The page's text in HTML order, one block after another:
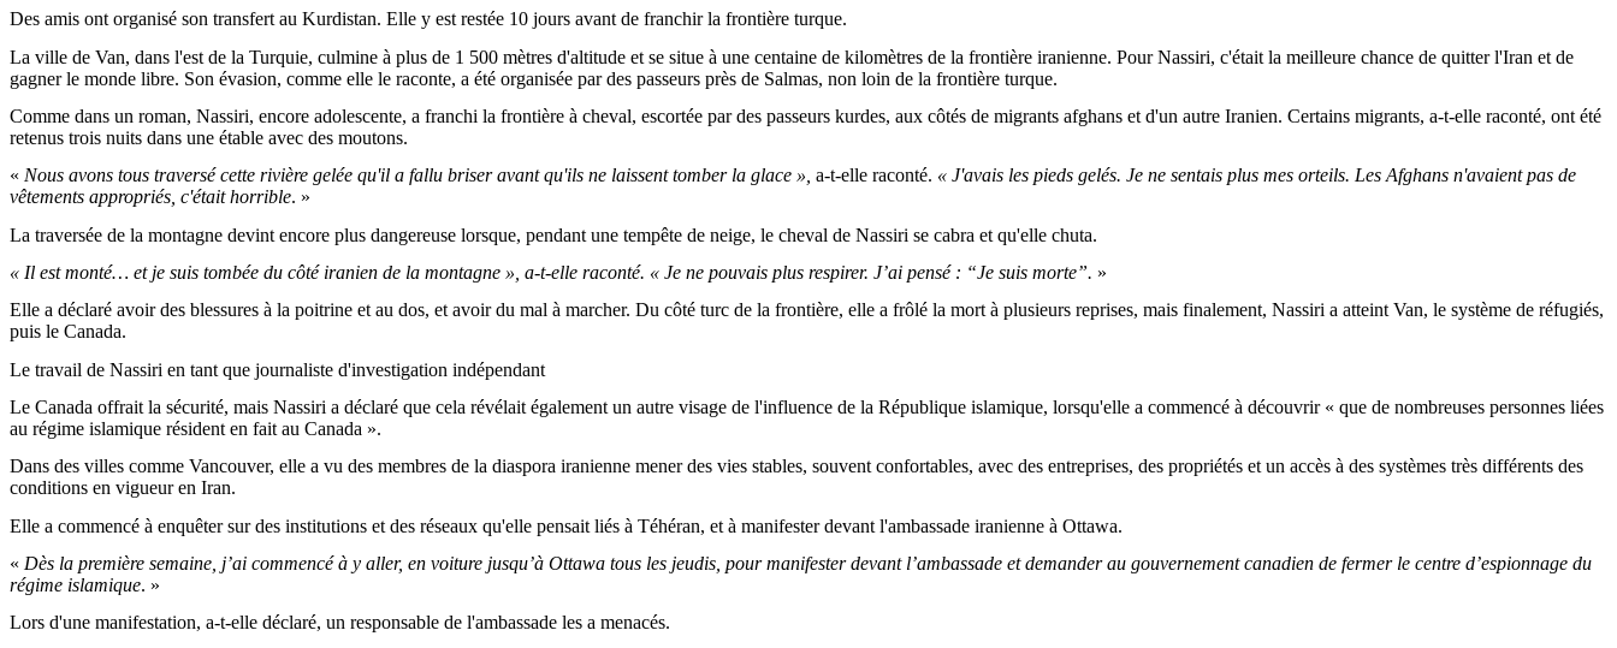
Des amis ont organisé son transfert au Kurdistan. Elle y est restée 10 jours avant de franchir la frontière turque.
La ville de Van, dans l'est de la Turquie, culmine à plus de 1 500 mètres d'altitude et se situe à une centaine de kilomètres de la frontière iranienne. Pour Nassiri, c'était la meilleure chance de quitter l'Iran et de
gagner le monde libre. Son évasion, comme elle le raconte, a été organisée par des passeurs près de Salmas, non loin de la frontière turque.
Comme dans un roman, Nassiri, encore adolescente, a franchi la frontière à cheval, escortée par des passeurs kurdes, aux côtés de migrants afghans et d'un autre Iranien. Certains migrants, a-t-elle raconté, ont été
retenus trois nuits dans une étable avec des moutons.
« Nous avons tous traversé cette rivière gelée qu'il a fallu briser avant qu'ils ne laissent tomber la glace », a-t-elle raconté. « J'avais les pieds gelés. Je ne sentais plus mes orteils. Les Afghans n'avaient pas de
vêtements appropriés, c'était horrible. »
La traversée de la montagne devint encore plus dangereuse lorsque, pendant une tempête de neige, le cheval de Nassiri se cabra et qu'elle chuta.
« Il est monté… et je suis tombée du côté iranien de la montagne », a-t-elle raconté. « Je ne pouvais plus respirer. J’ai pensé : “Je suis morte”. »
Elle a déclaré avoir des blessures à la poitrine et au dos, et avoir du mal à marcher. Du côté turc de la frontière, elle a frôlé la mort à plusieurs reprises, mais finalement, Nassiri a atteint Van, le système de réfugiés,
puis le Canada.
Le travail de Nassiri en tant que journaliste d'investigation indépendant
Le Canada offrait la sécurité, mais Nassiri a déclaré que cela révélait également un autre visage de l'influence de la République islamique, lorsqu'elle a commencé à découvrir « que de nombreuses personnes liées
au régime islamique résident en fait au Canada ».
Dans des villes comme Vancouver, elle a vu des membres de la diaspora iranienne mener des vies stables, souvent confortables, avec des entreprises, des propriétés et un accès à des systèmes très différents des
conditions en vigueur en Iran.
Elle a commencé à enquêter sur des institutions et des réseaux qu'elle pensait liés à Téhéran, et à manifester devant l'ambassade iranienne à Ottawa.
« Dès la première semaine, j’ai commencé à y aller, en voiture jusqu’à Ottawa tous les jeudis, pour manifester devant l’ambassade et demander au gouvernement canadien de fermer le centre d’espionnage du
régime islamique. »
Lors d'une manifestation, a-t-elle déclaré, un responsable de l'ambassade les a menacés.